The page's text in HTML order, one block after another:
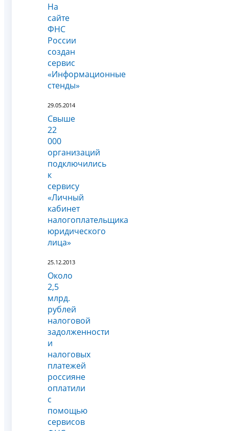
На
сайте
ФНС
России
создан
сервис
«Информационные
стенды»
29.05.2014
Свыше
22
000
организаций
подключились
к
сервису
«Личный
кабинет
налогоплательщика
юридического
лица»
25.12.2013
Около
2,5
млрд.
рублей
налоговой
задолженности
и
налоговых
платежей
россияне
оплатили
с
помощью
сервисов